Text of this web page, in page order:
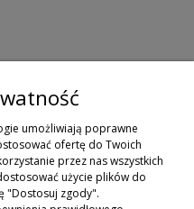
ZAPISZ SIĘ
umożliwiają poprawne
ofertę do Twoich
przez nas wszystkich
użycie plików do
"Dostosuj zgody".